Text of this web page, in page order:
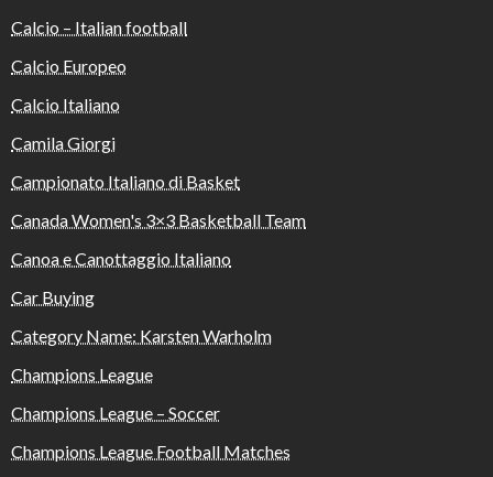
Calcio – Italian football
Calcio Europeo
Calcio Italiano
Camila Giorgi
Campionato Italiano di Basket
Canada Women's 3×3 Basketball Team
Canoa e Canottaggio Italiano
Car Buying
Category Name: Karsten Warholm
Champions League
Champions League – Soccer
Champions League Football Matches